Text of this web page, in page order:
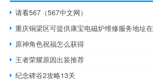
请看567（567中文网）
重庆铜梁区可提供康宝电磁炉维修服务地址
原神角色祝福怎么获得
王者荣耀原因出装推荐
纪念碑谷2攻略13关